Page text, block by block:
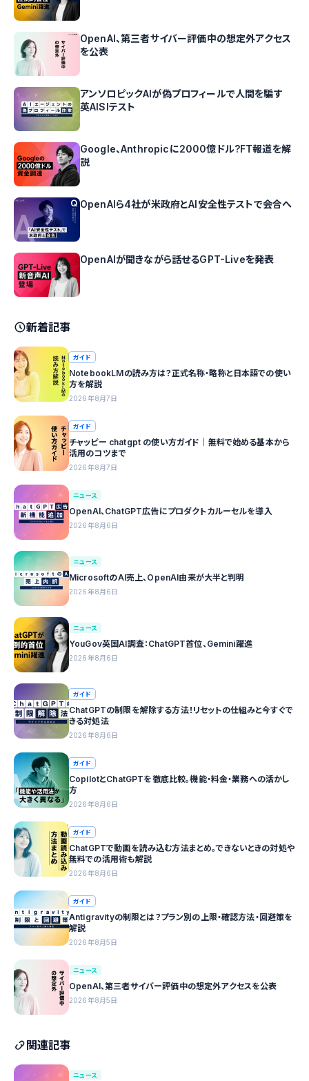
OpenAI、第三者サイバー評価中の想定外アクセス
を公表
アンソロピックAIが偽プロフィールで人間を騙す
英AISIテスト
Google、Anthropicに2000億ドル?FT報道を解
説
OpenAIら4社が米政府とAI安全性テストで会合へ
OpenAIが聞きながら話せるGPT-Liveを発表
新着記事
ガイド
NotebookLMの読み方は？正式名称・略称と日本語での使い
方を解説
2026年8月7日
ガイド
チャッピー chatgpt の使い方ガイド｜無料で始める基本から
活用のコツまで
2026年8月7日
ニュース
OpenAI、ChatGPT広告にプロダクトカルーセルを導入
2026年8月6日
ニュース
MicrosoftのAI売上、OpenAI由来が大半と判明
2026年8月6日
ニュース
YouGov英国AI調査：ChatGPT首位、Gemini躍進
2026年8月6日
ガイド
ChatGPTの制限を解除する方法！リセットの仕組みと今すぐで
きる対処法
2026年8月6日
ガイド
CopilotとChatGPTを徹底比較。機能・料金・業務への活かし
方
2026年8月6日
ガイド
ChatGPTで動画を読み込む方法まとめ。できないときの対処や
無料での活用術も解説
2026年8月6日
ガイド
Antigravityの制限とは？プラン別の上限・確認方法・回避策を
解説
2026年8月5日
ニュース
OpenAI、第三者サイバー評価中の想定外アクセスを公表
2026年8月5日
関連記事
ニュース